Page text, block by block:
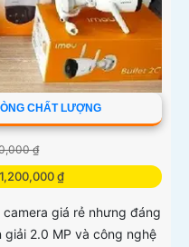
CHẤT LƯỢNG
₫
₫
camera giá rẻ nhưng đáng
2.0 MP và công nghệ